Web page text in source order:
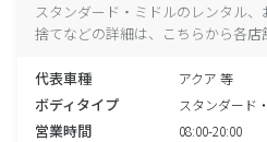
スタンダード・ミドルのレンタル
捨てなどの詳細は、こちらから各店
代表車種 アクア 等
ボディタイプ スタンダード
営業時間 08:00-20:00